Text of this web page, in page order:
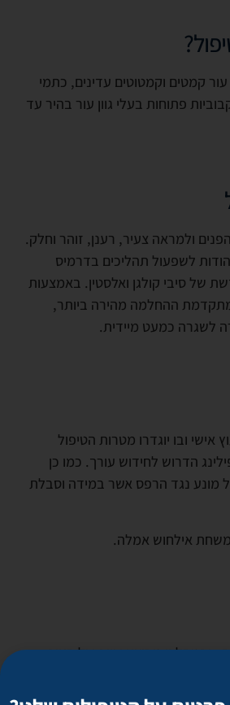
קמטים וקמטוטים עדינים, כתמי
פתוחות בעלי גוון עור בהיר עד
ולמראה צעיר, רענן, זוהר וחלק.
לשפעול תהליכים בדרמיס
של סיבי קולגן ואלסטין. באמצעות
ההחלמה מהירה ביותר,
לשגרה כמעט מיידית.
אישי ובו יוגדרו מטרות הטיפול
הדרוש לחידוש עורך. כמו כן
מונע נגד הרפס אשר במידה וסבלת
אילחוש אמלה.
. ובמהלכו מבוצע שיוף של העור
קלה החולפים במהירה. בתום